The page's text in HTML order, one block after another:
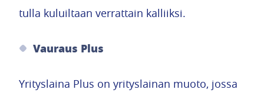
tulla kuluiltaan verrattain kalliiksi.
Vauraus Plus
Yrityslaina Plus on yrityslainan muoto, jossa